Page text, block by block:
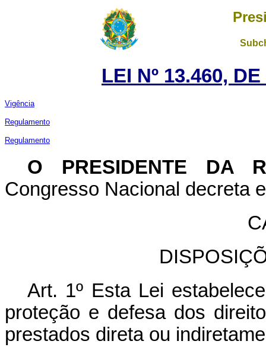
LEI Nº 13.460,
Vigência
Regulamento
Regulamento
O PRESIDENTE DA
Congresso Nacional decreta
Art. 1º Esta Lei
proteção e defesa dos
prestados direta ou